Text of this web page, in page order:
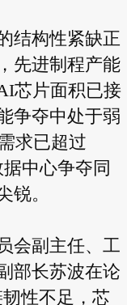
结构性紧缺正
先进制程产能
芯片面积已接
争夺中处于弱
求已超过
中心争夺同
锐。
会副主任、工
部长苏波在论
性不足，芯